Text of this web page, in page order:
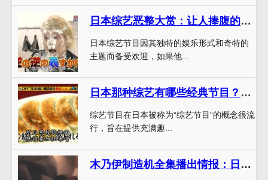
日本综艺恶整大赏：让人捧腹的即兴恶作剧
日本综艺节目因其独特的娱乐形式和奇特的
主题而备受欢迎，如果他...
日本那种综艺有哪些经典节目？小编亲测推荐必看
综艺节目在日本被称为“综艺节目”的概念很流
行，旨在提供充满趣...
木乃伊制造机全集播出情报：日本综艺节目的精彩看点